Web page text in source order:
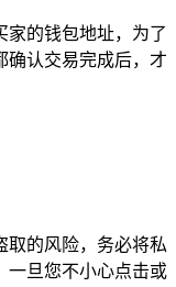
家的钱包地址，为了
确认交易完成后，才
取的风险，务必将私
一旦您不小心点击或